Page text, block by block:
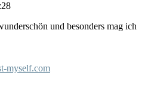
und besonders mag ich
myself.com